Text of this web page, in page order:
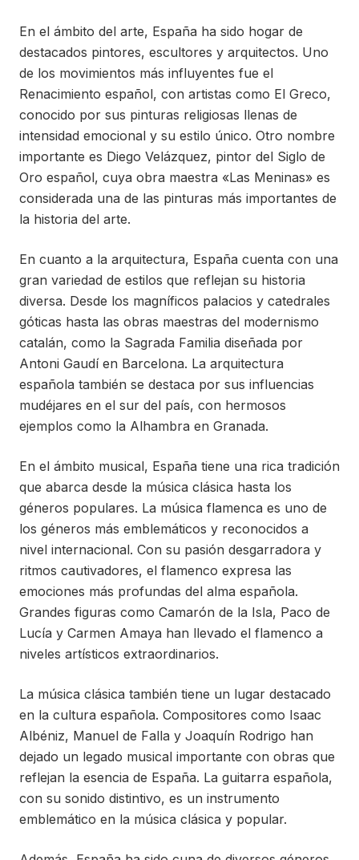
En el ámbito del arte, España ha sido hogar de
destacados pintores, escultores y arquitectos. Uno
de los movimientos más influyentes fue el
Renacimiento español, con artistas como El Greco,
conocido por sus pinturas religiosas llenas de
intensidad emocional y su estilo único. Otro nombre
importante es Diego Velázquez, pintor del Siglo de
Oro español, cuya obra maestra «Las Meninas» es
considerada una de las pinturas más importantes de
la historia del arte.
En cuanto a la arquitectura, España cuenta con una
gran variedad de estilos que reflejan su historia
diversa. Desde los magníficos palacios y catedrales
góticas hasta las obras maestras del modernismo
catalán, como la Sagrada Familia diseñada por
Antoni Gaudí en Barcelona. La arquitectura
española también se destaca por sus influencias
mudéjares en el sur del país, con hermosos
ejemplos como la Alhambra en Granada.
En el ámbito musical, España tiene una rica tradición
que abarca desde la música clásica hasta los
géneros populares. La música flamenca es uno de
los géneros más emblemáticos y reconocidos a
nivel internacional. Con su pasión desgarradora y
ritmos cautivadores, el flamenco expresa las
emociones más profundas del alma española.
Grandes figuras como Camarón de la Isla, Paco de
Lucía y Carmen Amaya han llevado el flamenco a
niveles artísticos extraordinarios.
La música clásica también tiene un lugar destacado
en la cultura española. Compositores como Isaac
Albéniz, Manuel de Falla y Joaquín Rodrigo han
dejado un legado musical importante con obras que
reflejan la esencia de España. La guitarra española,
con su sonido distintivo, es un instrumento
emblemático en la música clásica y popular.